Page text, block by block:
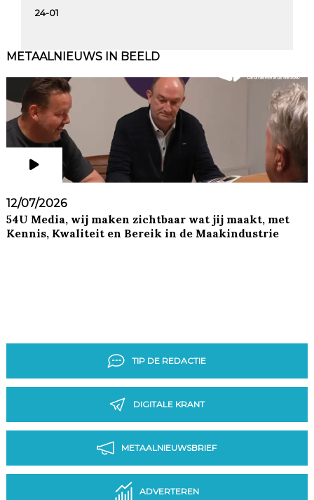
24-01
METAALNIEUWS IN BEELD
12/07/2026
54U Media, wij maken zichtbaar wat jij maakt, met
Kennis, Kwaliteit en Bereik in de Maakindustrie
TIP DE REDACTIE
DIGITALE KRANT
METAALNIEUWSBRIEF
ADVERTEREN